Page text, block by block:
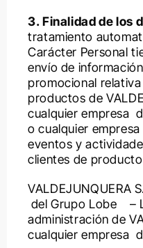
3. Finalidad de los
tratamiento
Carácter Personal
envío de
promocional
productos de
cualquier empresa
o cualquier
eventos y
clientes de
VALDEJUNQUERA
del Grupo Lobe –
administración de
cualquier empresa